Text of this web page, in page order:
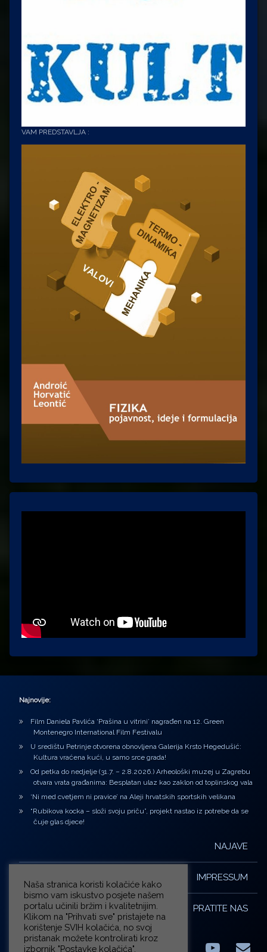
VAM PREDSTAVLJA :
Najnovije:
Film Daniela Pavlića ‘Prašina u vitrini’ nagrađen na 12. Green
Montenegro International Film Festivalu
U središtu Petrinje otvorena obnovljena Galerija Krsto Hegedušić:
Kultura vraćena kući, u samo srce grada!
Od petka do nedjelje (31.7. – 2.8.2026.) Arheološki muzej u Zagrebu
otvara vrata građanima: Besplatan ulaz kao zaklon od toplinskog vala
‘Ni med cvetjem ni pravice’ na Aleji hrvatskih sportskih velikana
“Rubikova kocka – složi svoju priču”, projekt nastao iz potrebe da se
čuje glas djece!
NAJAVE
IMPRESSUM
PRATITE NAS
Naša stranica koristi kolačiće kako
bismo vam iskustvo posjete našem
portalu učinili bržim i kvalitetnijim.
Klikom na "Prihvati sve" pristajete na
korištenje SVIH kolačića, no svoj
pristanak možete kontrolirati kroz
izbornik "Postavke kolačića".